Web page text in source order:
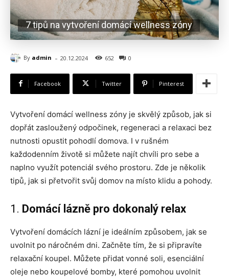
7 tipů na vytvoření domácí wellness zóny
By admin - 20.12.2024 652 0
Facebook Twitter Pinterest
Vytvoření domácí wellness zóny je skvělý způsob, jak si
dopřát zasloužený odpočinek, regeneraci a relaxaci bez
nutnosti opustit pohodlí domova. I v rušném
každodenním životě si můžete najít chvíli pro sebe a
naplno využít potenciál svého prostoru. Zde je několik
tipů, jak si přetvořit svůj domov na místo klidu a pohody.
1. Domácí lázně pro dokonalý relax
Vytvoření domácích lázní je ideálním způsobem, jak se
uvolnit po náročném dni. Začněte tím, že si připravíte
relaxační koupel. Můžete přidat vonné soli, esenciální
oleje nebo koupelové bomby, které pomohou uvolnit